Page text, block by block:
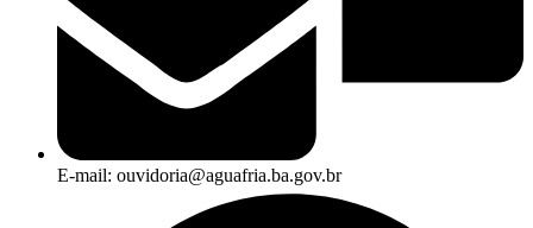
E-mail: ouvidoria@aguafria.ba.gov.br